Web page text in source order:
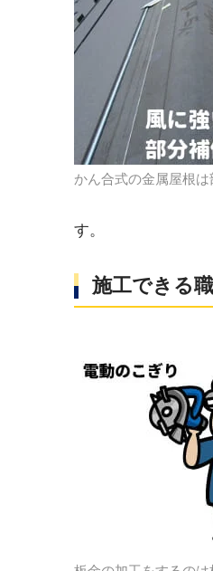
かん合式の金属屋根
す。
施工できる